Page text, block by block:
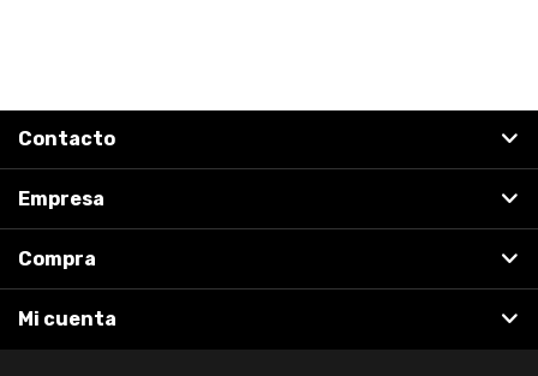
Contacto
Empresa
Compra
Mi cuenta